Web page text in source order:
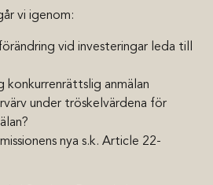
vi igenom:
vid investeringar leda till
konkurrenrättslig anmälan
under tröskelvärdena för
nya s.k. Article 22-